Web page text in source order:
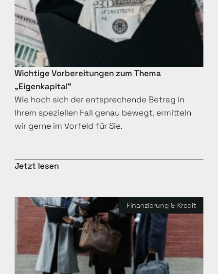
Wichtige Vorbereitungen zum Thema
„Eigenkapital“
Wie hoch sich der entsprechende Betrag in
Ihrem speziellen Fall genau bewegt, ermitteln
wir gerne im Vorfeld für Sie.
Jetzt lesen
Finanzierung & Kredit